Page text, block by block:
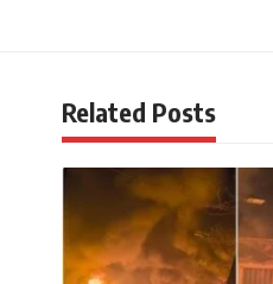
Related Posts